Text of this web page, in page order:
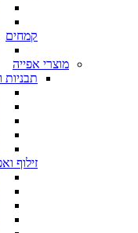
קמחים
מוצרי אפייה
תבניות
זילוף